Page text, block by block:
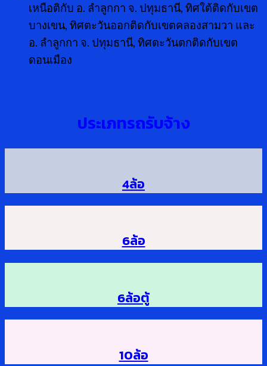
เหนือติกับ อ. ลำลูกกา จ. ปทุมธานี, ทิศใต้ติดกับเขต
บางเขน, ทิศตะวันออกติดกับเขตคลองสามวา และ
อ. ลำลูกกา จ. ปทุมธานี, ทิศตะวันตกติดกับเขต
ดอนเมือง
ประเภทรถรับจ้าง
4ล้อ
6ล้อ
6ล้อตู้
10ล้อ